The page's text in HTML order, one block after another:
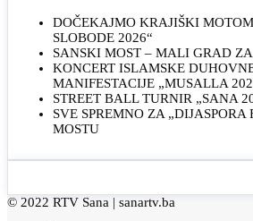
DOČEKAJMO KRAJIŠKI
SLOBODE 2026“
SANSKI MOST – MALI GRAD
KONCERT ISLAMSKE
MANIFESTACIJE „MUSALLA
STREET BALL TURNIR „SANA
SVE SPREMNO ZA
MOSTU
© 2022 RTV Sana | sanartv.ba